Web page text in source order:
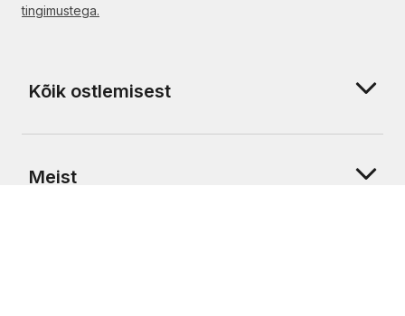
tingimustega.
Kõik ostlemisest
Meist